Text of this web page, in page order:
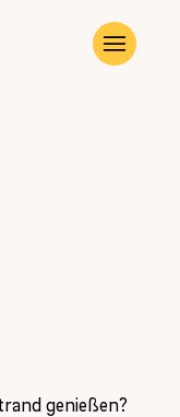
Güter
genießen?